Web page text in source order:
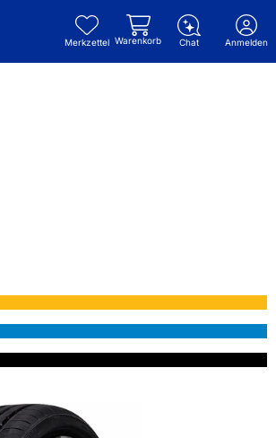
Merkzettel Warenkorb Chat Anmelden